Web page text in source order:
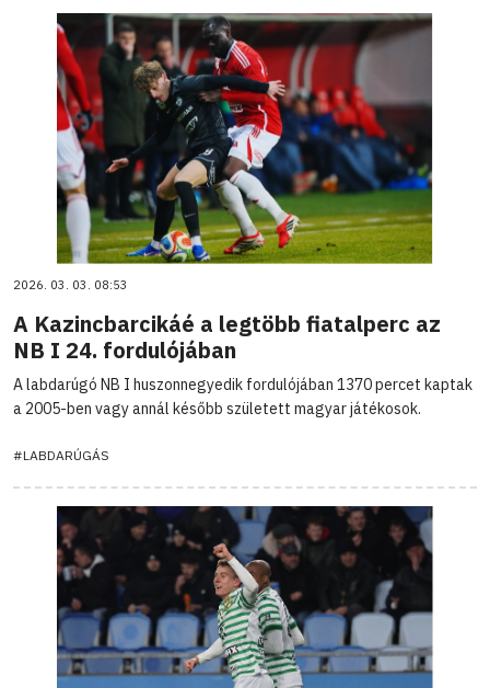
2026. 03. 03. 08:53
A Kazincbarcikáé a legtöbb fiatalperc az
NB I 24. fordulójában
A labdarúgó NB I huszonnegyedik fordulójában 1370 percet kaptak
a 2005-ben vagy annál később született magyar játékosok.
#LABDARÚGÁS